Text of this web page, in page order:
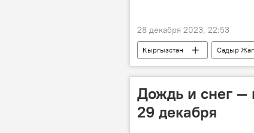
28 декабря 2023, 22:53
Кыргызстан Садыр
Дождь и снег —
29 декабря